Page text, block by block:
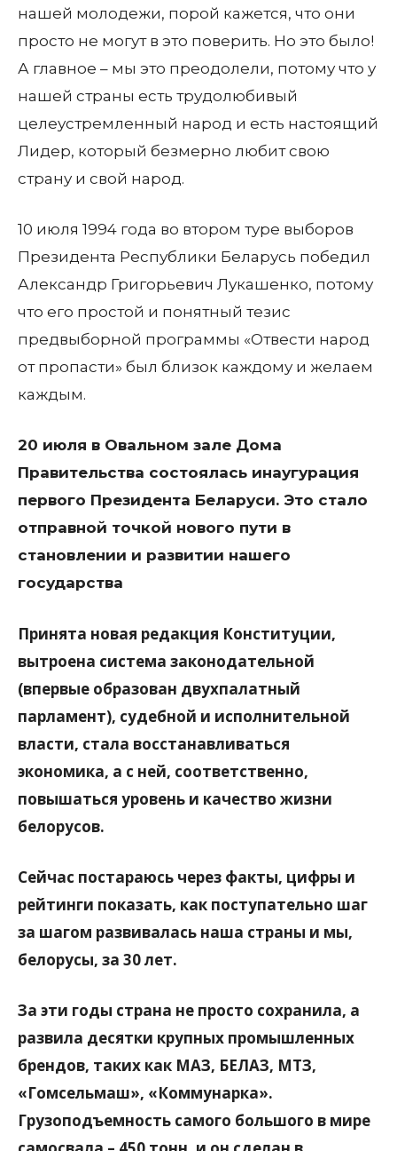
нашей молодежи, порой кажется, что они
просто не могут в это поверить. Но это было!
А главное – мы это преодолели, потому что у
нашей страны есть трудолюбивый
целеустремленный народ и есть настоящий
Лидер, который безмерно любит свою
страну и свой народ.
10 июля 1994 года во втором туре выборов
Президента Республики Беларусь победил
Александр Григорьевич Лукашенко, потому
что его простой и понятный тезис
предвыборной программы «Отвести народ
от пропасти» был близок каждому и желаем
каждым.
20 июля в Овальном зале Дома
Правительства состоялась инаугурация
первого Президента Беларуси. Это стало
отправной точкой нового пути в
становлении и развитии нашего
государства
Принята новая редакция Конституции,
вытроена система законодательной
(впервые образован двухпалатный
парламент), судебной и исполнительной
власти, стала восстанавливаться
экономика, а с ней, соответственно,
повышаться уровень и качество жизни
белорусов.
Сейчас постараюсь через факты, цифры и
рейтинги показать, как поступательно шаг
за шагом развивалась наша страны и мы,
белорусы, за 30 лет.
За эти годы страна не просто сохранила, а
развила десятки крупных промышленных
брендов, таких как МАЗ, БЕЛАЗ, МТЗ,
«Гомсельмаш», «Коммунарка».
Грузоподъемность самого большого в мире